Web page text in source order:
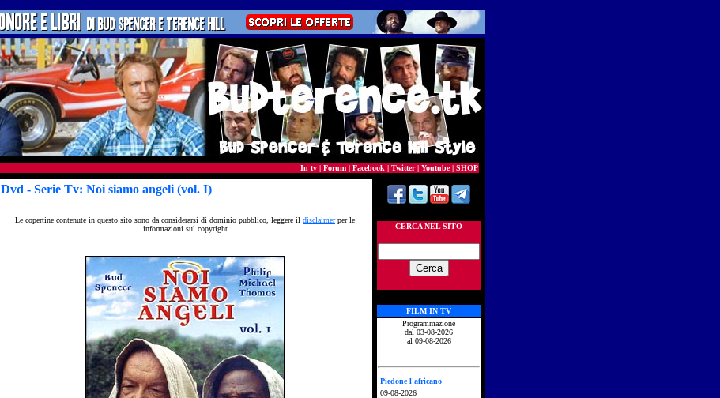
In tv | Forum | Facebook | Twitter| Youtube| SHOP
Dvd - Serie Tv: Noi siamo angeli (vol. I)
Le copertine contenute in questo sito sono da considerarsi di dominio pubblico, leggere il disclaimerper le
informazioni sul copyright
CERCA NEL SITO
FILM IN TV
Programmazione
dal 03-08-2026
al 09-08-2026
Piedone l'africano
09-08-2026